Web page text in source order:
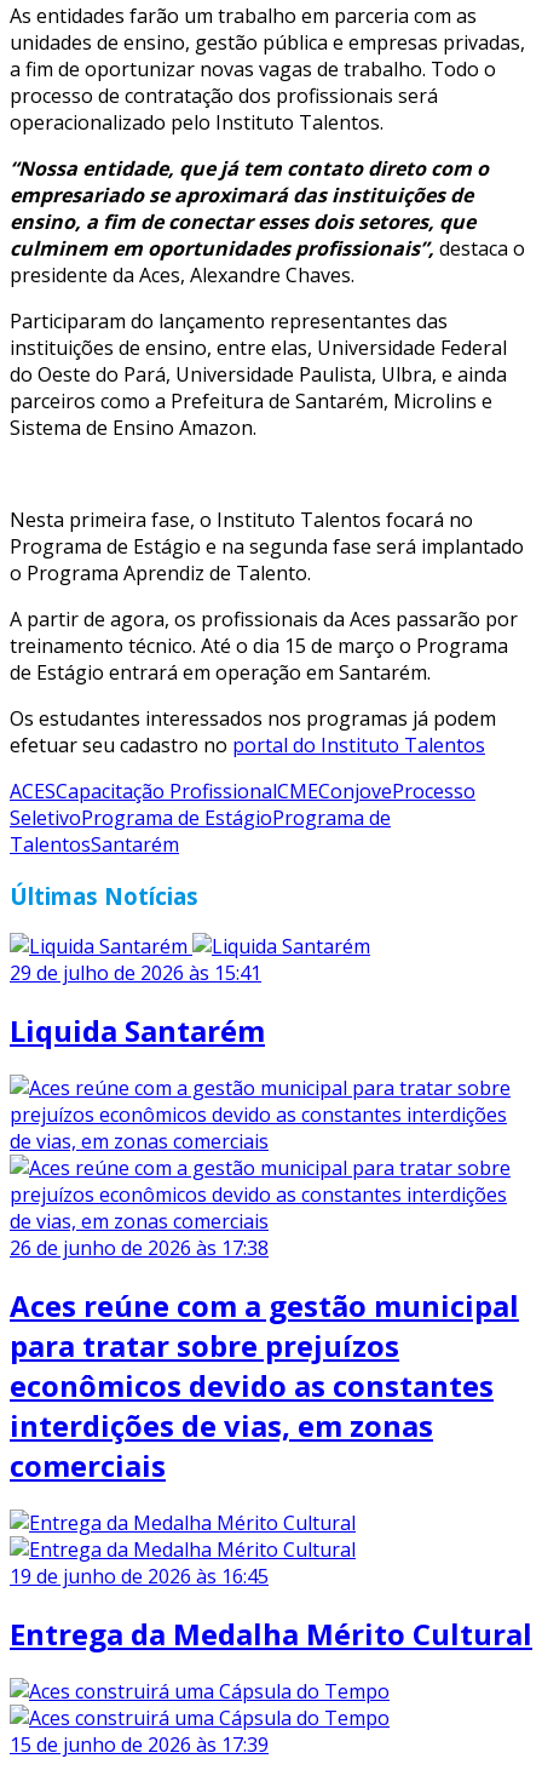
As entidades farão um trabalho em parceria com as
unidades de ensino, gestão pública e empresas privadas,
a fim de oportunizar novas vagas de trabalho. Todo o
processo de contratação dos profissionais será
operacionalizado pelo Instituto Talentos.
“Nossa entidade, que já tem contato direto com o
empresariado se aproximará das instituições de
ensino, a fim de conectar esses dois setores, que
culminem em oportunidades profissionais”, destaca o
presidente da Aces, Alexandre Chaves.
Participaram do lançamento representantes das
instituições de ensino, entre elas, Universidade Federal
do Oeste do Pará, Universidade Paulista, Ulbra, e ainda
parceiros como a Prefeitura de Santarém, Microlins e
Sistema de Ensino Amazon.
Nesta primeira fase, o Instituto Talentos focará no
Programa de Estágio e na segunda fase será implantado
o Programa Aprendiz de Talento.
A partir de agora, os profissionais da Aces passarão por
treinamento técnico. Até o dia 15 de março o Programa
de Estágio entrará em operação em Santarém.
Os estudantes interessados nos programas já podem
efetuar seu cadastro no portal do Instituto Talentos
ACESCapacitação ProfissionalCMEConjoveProcesso
SeletivoPrograma de EstágioPrograma de
TalentosSantarém
Últimas Notícias
29 de julho de 2026 às 15:41
Liquida Santarém
26 de junho de 2026 às 17:38
Aces reúne com a gestão municipal
para tratar sobre prejuízos
econômicos devido as constantes
interdições de vias, em zonas
comerciais
19 de junho de 2026 às 16:45
Entrega da Medalha Mérito Cultural
15 de junho de 2026 às 17:39